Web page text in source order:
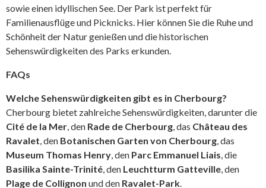
sowie einen idyllischen See. Der Park ist perfekt für
Familienausflüge und Picknicks. Hier können Sie die Ruhe und
Schönheit der Natur genießen und die historischen
Sehenswürdigkeiten des Parks erkunden.
FAQs
Welche Sehenswürdigkeiten gibt es in Cherbourg?
Cherbourg bietet zahlreiche Sehenswürdigkeiten, darunter die
Cité de la Mer , den Rade de Cherbourg , das Château des
Ravalet , den Botanischen Garten von Cherbourg , das
Museum Thomas Henry , den Parc Emmanuel Liais , die
Basilika Sainte-Trinité , den Leuchtturm Gatteville , den
Plage de Collignon und den Ravalet-Park